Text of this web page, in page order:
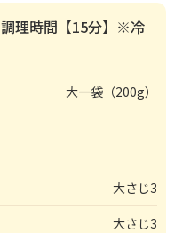
調理時間【15分】※冷
大一袋（200g）
大さじ3
大さじ3